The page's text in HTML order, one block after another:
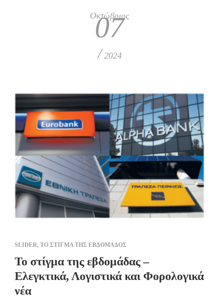
Οκτώβριος
07
/ 2024
SLIDER, ΤΟ ΣΤΙΓΜΑ ΤΗΣ ΕΒΔΟΜΑΔΟΣ
Το στίγμα της εβδομάδας –
Ελεγκτικά, Λογιστικά και Φορολογικά
νέα